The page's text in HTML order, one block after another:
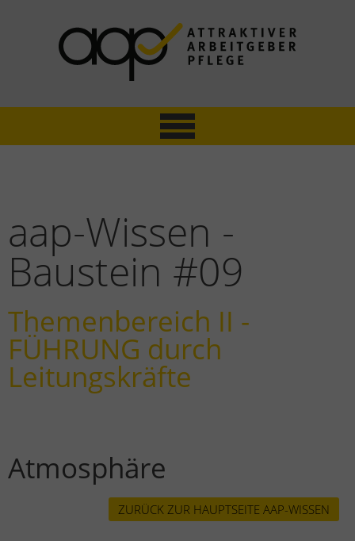
ATTRAKTIVER ARBEITGEBER PFLEGE
Mitarbeiterbefragung & Zertifizierung
aap-Wissen -
Baustein #09
Themenbereich II -
FÜHRUNG durch
Leitungskräfte
Atmosphäre
ZURÜCK ZUR HAUPTSEITE AAP-WISSEN